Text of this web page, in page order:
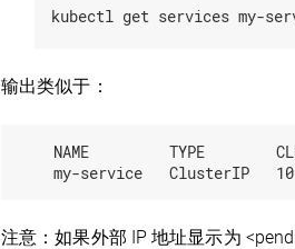
输出类似于：
NAME         TYPE
注意：如果外部 IP 地址显示为